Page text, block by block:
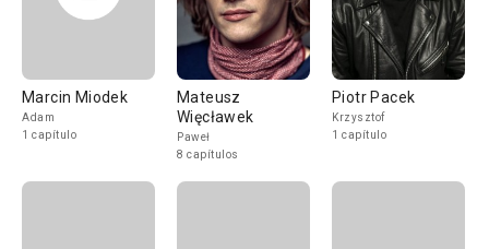
Marcin Miodek
Adam
1 capítulo
Mateusz
Więcławek
Paweł
8 capítulos
Piotr Pacek
Krzysztof
1 capítulo